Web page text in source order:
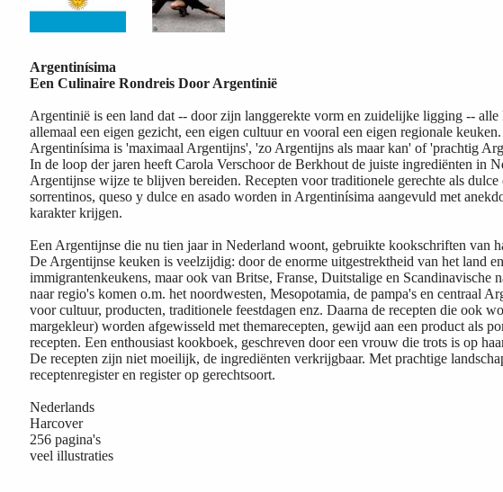
Argentinísima
Een Culinaire Rondreis Door Argentinië
Argentinië is een land dat -- door zijn langgerekte vorm en zuidelijke ligging --
allemaal een eigen gezicht, een eigen cultuur en vooral een eigen regionale
Argentinísima is 'maximaal Argentijns', 'zo Argentijns als maar kan' of 'prachtig
In de loop der jaren heeft Carola Verschoor de Berkhout de juiste ingrediënten in
Argentijnse wijze te blijven bereiden. Recepten voor traditionele gerechte als dulce
sorrentinos, queso y dulce en asado worden in Argentinísima aangevuld met
karakter krijgen.
Een Argentijnse die nu tien jaar in Nederland woont, gebruikte kookschriften van
De Argentijnse keuken is veelzijdig: door de enorme uitgestrektheid van het land
immigrantenkeukens, maar ook van Britse, Franse, Duitstalige en Scandinavische
naar regio's komen o.m. het noordwesten, Mesopotamia, de pampa's en centraal
voor cultuur, producten, traditionele feestdagen enz. Daarna de recepten die ook
margekleur) worden afgewisseld met themarecepten, gewijd aan een product als
recepten. Een enthousiast kookboek, geschreven door een vrouw die trots is op
De recepten zijn niet moeilijk, de ingrediënten verkrijgbaar. Met prachtige
receptenregister en register op gerechtsoort.
Nederlands
Harcover
256 pagina's
veel illustraties